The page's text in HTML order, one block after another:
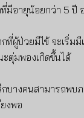
มีอายุน้อยกว่า 5 ปี
ที่ผู้ป่วยมีไข้ จะเริ่ม
ตุ่มพองเกิดขึ้นได้
บางคนสามารถพบ
งพอ